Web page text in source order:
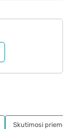
Skutimosi